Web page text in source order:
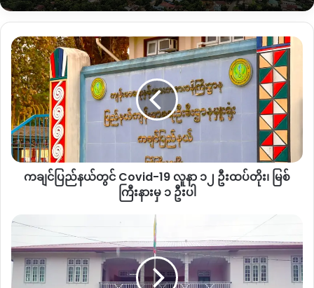
အကြီးစားစက်ယန္တာယားများ ဆောင်ရွက်ခြင်းကန့်သတ်ပေးရန် စ
၎င်းကိစ္စနှင့်ပတ်သက်ပြီး ကချင်ပြည်နယ်သဘာ၀ သယံဇာတ
ဝန်ကြီး ဦဒရှီလဆိုင်းက ယခုလိုပြောဆိုသည်။
“အစိုးရဆိုတာက ပြည်သူတွေရဲ့အလုပ်အကိုင်အခွင့်အလမ်းနှင့်
ပြည်သူတွေရဲ့ဝင်ငွေရရှိရေးအတွက်ကို အမြဲတမ်းဒါတွေက
သတ်မှတ်တဲ့ လုပ်ထုံးလုပ်နည်းတွေနှင့်အတူ ဒါတွေကတော့
ဆောင်ရွက်ပေးရမှာပေါ့။ ကျွန်တော်တို့ တိုင်းဒေသ ပြည်နယ်အစိုးရ
လည်း ကိုယ့်ပြည်နယ်ရဲ့ဝင်ငွေရရှိဖို့ရယ် ဥပဒေလုပ်နည်းလုပ်ထုံး
သူတို့ဒေသမှာရှိတဲ့လူတွေက လျှောက်နေကြပါတယ်။ လျှောက်တဲ့
ဟာတွေမှာ ကျွန်တော်တို့က ဥပဒေလုပ်ထုံးလုပ်နည်းနှင့်အညီ ခွင့်ပြု
ပေးနေပါတယ်။” ဟု ကချင်ပြည်နယ် သယံဇာတနှင့် သဘာဝ
ပတ်ဝန်းကျင် ထိန်းသိမ်းရေးဝန်ကြီး ဦးဒရှီလဆိုင်းက ပြောပါသည်။
ကချင်ပြည်နယ်
တွင်
Covid-
19
လူနာ
၁၂
ဦး
ထပ်
တိုး၊
မြစ်
မှ
ဦး
ပါ
ကချင်ပြည်နယ်တွင် Covid-19 လူနာ ၁၂ ဦးထပ်တိုး၊ မြစ်
ကြီးနားမှ ၁ ဦးပါ
ကချင်ပြည်နယ်
၂၀၂၀
ရွေးကောက်ပွဲ